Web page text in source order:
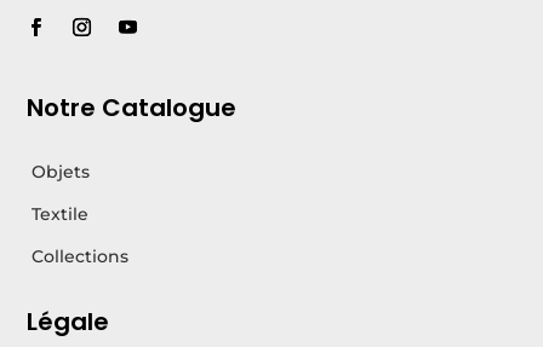
Notre Catalogue
Objets
Textile
Collections
Légale